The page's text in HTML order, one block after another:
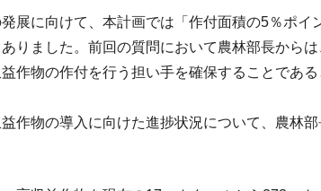
展に向けて、本計画では「作付面積の5％ポ
りました。前回の質問において農林部長から
作物の作付を行う担い手を確保することであ
作物の導入に向けた進捗状況について、農林部